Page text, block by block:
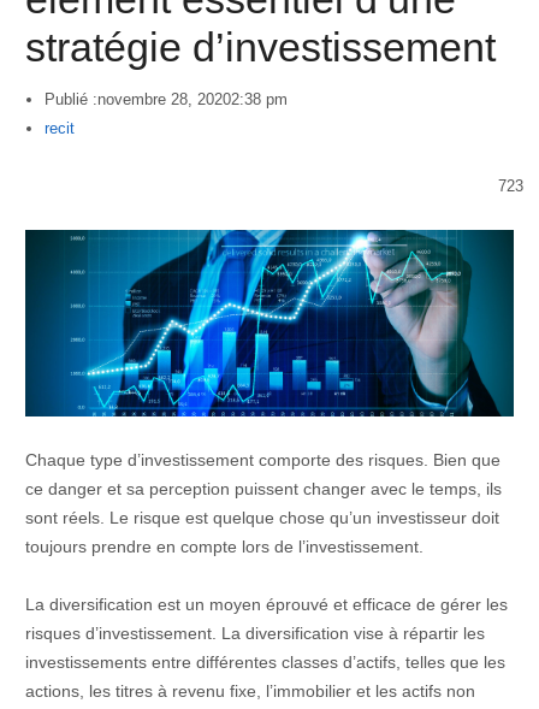
stratégie d’investissement
Publié :novembre 28, 20202:38 pm
Author
recit
723
Chaque type d’investissement comporte des risques. Bien que
ce danger et sa perception puissent changer avec le temps, ils
sont réels. Le risque est quelque chose qu’un investisseur doit
toujours prendre en compte lors de l’investissement.
La diversification est un moyen éprouvé et efficace de gérer les
risques d’investissement. La diversification vise à répartir les
investissements entre différentes classes d’actifs, telles que les
actions, les titres à revenu fixe, l’immobilier et les actifs non